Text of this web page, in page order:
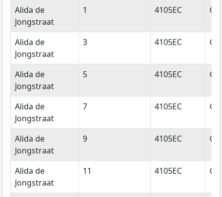
Straatnaam
Huisnummer Postcode
Alida de
Jongstraat
1 4105EC
Alida de
Jongstraat
3 4105EC
Alida de
Jongstraat
5 4105EC
Alida de
Jongstraat
7 4105EC
Alida de
Jongstraat
9 4105EC
Alida de
Jongstraat
11 4105EC